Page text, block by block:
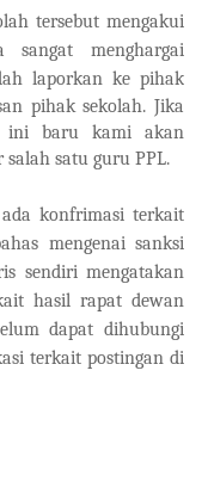
tersebut mengakui
menghargai
laporkan ke pihak
pihak sekolah. Jika
ini baru kami akan
satu guru PPL.
konfrimasi terkait
mengenai sanksi
sendiri mengatakan
hasil rapat dewan
dapat dihubungi
terkait postingan di